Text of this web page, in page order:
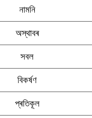
নামনি
অস্থাবৰ
সবল
বিকৰ্ষণ
প্ৰতিকূল